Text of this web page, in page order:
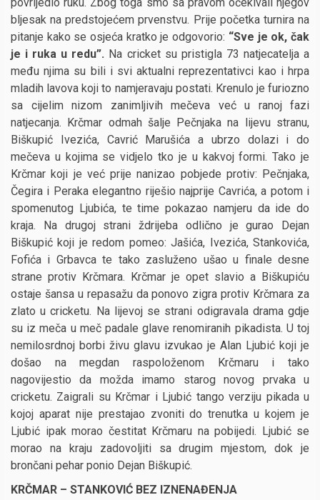
povrijedio ruku. Zbog toga smo sa pravom očekivali njegov
bljesak na predstojećem prvenstvu. Prije početka turnira na
pitanje kako se osjeća kratko je odgovorio: “Sve je ok, čak
je i ruka u redu”. Na cricket su pristigla 73 natjecatelja a
među njima su bili i svi aktualni reprezentativci kao i hrpa
mladih lavova koji to namjeravaju postati. Krenulo je furiozno
sa cijelim nizom zanimljivih mečeva već u ranoj fazi
natjecanja. Krčmar odmah šalje Pečnjaka na lijevu stranu,
Biškupić Ivezića, Cavrić Marušića a ubrzo dolazi i do
mečeva u kojima se vidjelo tko je u kakvoj formi. Tako je
Krčmar koji je već prije nanizao pobjede protiv: Pečnjaka,
Čegira i Peraka elegantno riješio najprije Cavrića, a potom i
spomenutog Ljubića, te time pokazao namjeru da ide do
kraja. Na drugoj strani ždrijeba odlično je gurao Dejan
Biškupić koji je redom pomeo: Jašića, Ivezića, Stankovića,
Fofića i Grbavca te tako zasluženo ušao u finale desne
strane protiv Krčmara. Krčmar je opet slavio a Biškupiću
ostaje šansa u repasažu da ponovo zigra protiv Krčmara za
zlato u cricketu. Na lijevoj se strani odigravala drama gdje
su iz meča u meč padale glave renomiranih pikadista. U toj
nemilosrdnoj borbi živu glavu izvukao je Alan Ljubić koji je
došao na megdan raspoloženom Krčmaru i tako
nagovijestio da možda imamo starog novog prvaka u
cricketu. Zaigrali su Krčmar i Ljubić tango verziju pikada u
kojoj aparat nije prestajao zvoniti do trenutka u kojem je
Ljubić ipak morao čestitat Krčmaru na pobijedi. Ljubić se
morao na kraju zadovoljiti sa drugim mjestom, dok je
brončani pehar ponio Dejan Biškupić.
KRČMAR – STANKOVIĆ BEZ IZNENAĐENJA